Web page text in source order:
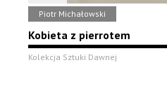
Piotr Michałowski
Kobieta z pierrotem
Kolekcja Sztuki Dawnej